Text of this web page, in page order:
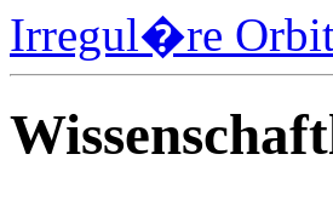
Irregul�re